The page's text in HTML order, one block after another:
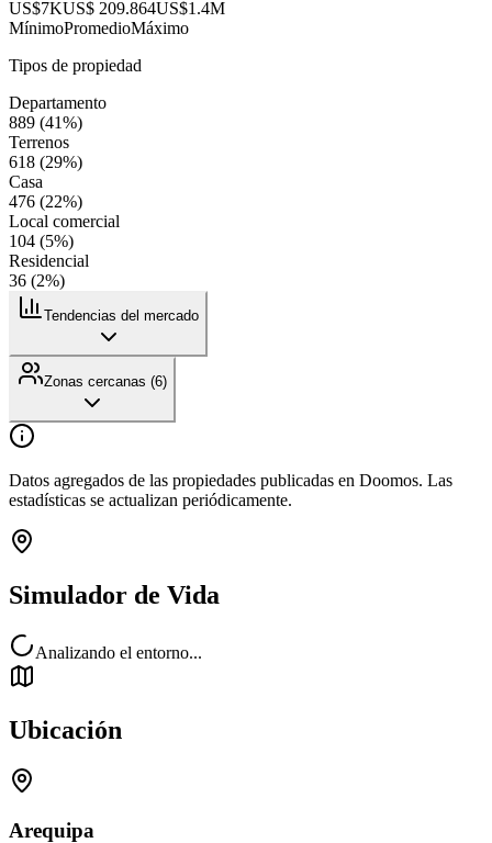
US$7KUS$ 209.864US$1.4M
MínimoPromedioMáximo
Tipos de propiedad
Departamento
889 (41%)
Terrenos
618 (29%)
Casa
476 (22%)
Local comercial
104 (5%)
Residencial
36 (2%)
Tendencias del mercado
Zonas cercanas (6)
Datos agregados de las propiedades publicadas en Doomos. Las
estadísticas se actualizan periódicamente.
Simulador de Vida
Analizando el entorno...
Ubicación
Arequipa